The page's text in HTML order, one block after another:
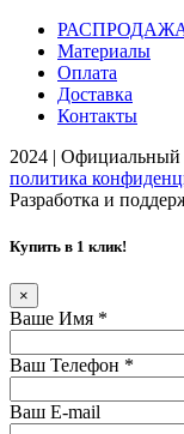
Материалы
Оплата
Доставка
Контакты
2024 | Официальный
политика
Разработка и
Купить в 1 клик!
×
Ваше Имя *
Ваш Телефон *
Ваш E-mail